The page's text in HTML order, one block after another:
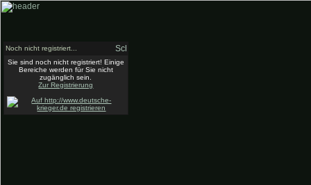
Noch nicht registriert...
Sie sind noch nicht registriert! Einige
Bereiche werden für Sie nicht
zugänglich sein.
Zur Registrierung